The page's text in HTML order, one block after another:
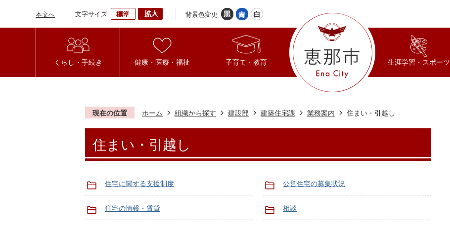
本文へ 文字サイズ 背景色変更
くらし・手続き 健康・医療・福祉 子育て・教育 生涯学習・スポーツ
現在の位置 ホーム 組織から探す 建設部 建築住宅課 業務案内 住まい・引越し
住まい・引越し
住宅に関する支援制度 公営住宅の募集状況
住宅の情報・賃貸 相談